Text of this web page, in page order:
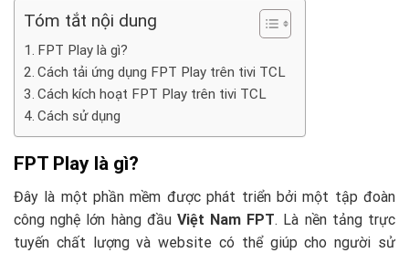
Tóm tắt nội dung
FPT Play là gì?
Cách tải ứng dụng FPT Play trên tivi TCL
Cách kích hoạt FPT Play trên tivi TCL
Cách sử dụng
FPT Play là gì?
Đây là một phần mềm được phát triển bởi một tập đoàn
công nghệ lớn hàng đầu Việt Nam FPT. Là nền tảng trực
tuyến chất lượng và website có thể giúp cho người sử